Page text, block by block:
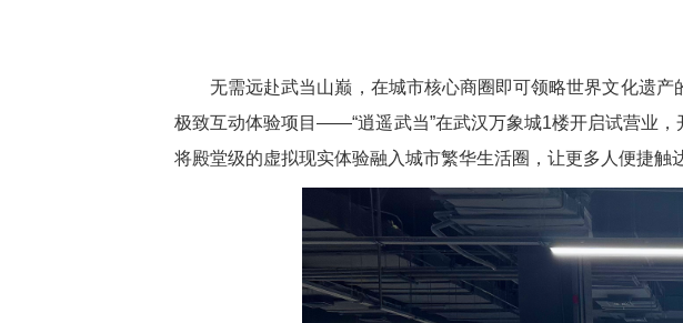
无需远赴武当山巅，在城市核心商圈即可领略世界文化遗
极致互动体验项目——“逍遥武当”在武汉万象城1楼开启试营业
将殿堂级的虚拟现实体验融入城市繁华生活圈，让更多人便捷触